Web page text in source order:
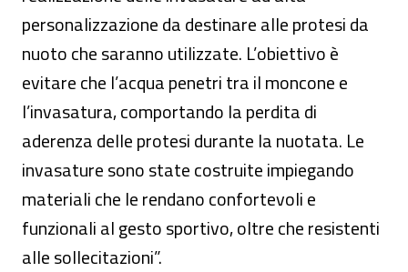
personalizzazione da destinare alle protesi da
nuoto che saranno utilizzate. L’obiettivo è
evitare che l’acqua penetri tra il moncone e
l’invasatura, comportando la perdita di
aderenza delle protesi durante la nuotata. Le
invasature sono state costruite impiegando
materiali che le rendano confortevoli e
funzionali al gesto sportivo, oltre che resistenti
alle sollecitazioni”.